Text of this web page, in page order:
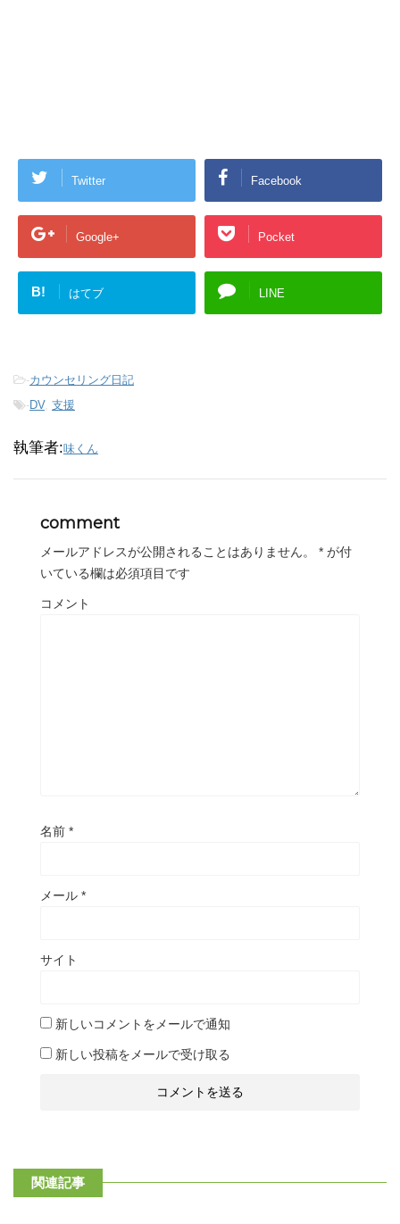
Twitter Facebook
Google+ Pocket
B! はてブ LINE
-カウンセリング日記
-DV, 支援
執筆者:味くん
comment
メールアドレスが公開されることはありません。 * が付
いている欄は必須項目です
コメント
名前 *
メール *
サイト
新しいコメントをメールで通知
新しい投稿をメールで受け取る
関連記事